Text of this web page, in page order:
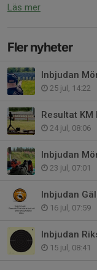
Läs mer
Fler nyheter
Inbjudan
25 jul, 14:22
Resultat
24 jul, 08:06
Inbjudan
23 jul, 07:01
Inbjudan
16 jul, 07:59
Inbjudan
15 jul, 08:41